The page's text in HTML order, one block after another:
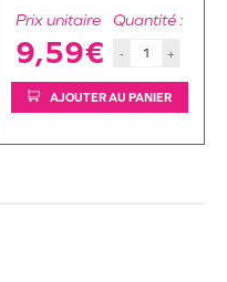
Prix unitaire
9,59€
Quantité :
- +
AJOUTER AU PANIER